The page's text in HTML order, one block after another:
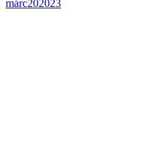
márc202023